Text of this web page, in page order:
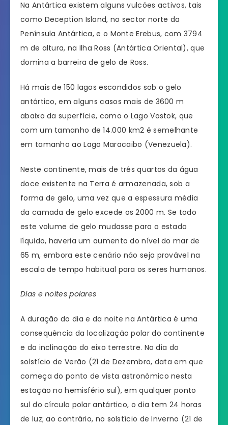
Na Antártica existem alguns vulcões activos, tais
como Deception Island, no sector norte da
Península Antártica, e o Monte Erebus, com 3794
m de altura, na Ilha Ross (Antártica Oriental), que
domina a barreira de gelo de Ross.
Há mais de 150 lagos escondidos sob o gelo
antártico, em alguns casos mais de 3600 m
abaixo da superfície, como o Lago Vostok, que
com um tamanho de 14.000 km2 é semelhante
em tamanho ao Lago Maracaibo (Venezuela).
Neste continente, mais de três quartos da água
doce existente na Terra é armazenada, sob a
forma de gelo, uma vez que a espessura média
da camada de gelo excede os 2000 m. Se todo
este volume de gelo mudasse para o estado
líquido, haveria um aumento do nível do mar de
65 m, embora este cenário não seja provável na
escala de tempo habitual para os seres humanos.
Dias e noites polares
A duração do dia e da noite na Antártica é uma
consequência da localização polar do continente
e da inclinação do eixo terrestre. No dia do
solstício de Verão (21 de Dezembro, data em que
começa do ponto de vista astronómico nesta
estação no hemisfério sul), em qualquer ponto
sul do círculo polar antártico, o dia tem 24 horas
de luz; ao contrário, no solstício de Inverno (21 de